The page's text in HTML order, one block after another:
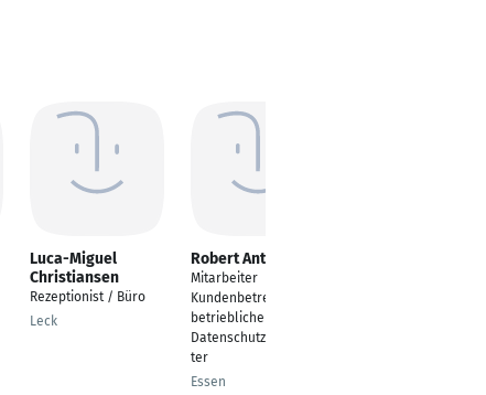
Luca-Miguel
Christiansen
Rezeptionist / Büro
Leck
Robert Antal Nikic
Mitarbeiter
Kundenbetreuung,
betrieblicher
Datenschutzbeauftrag
ter
Essen